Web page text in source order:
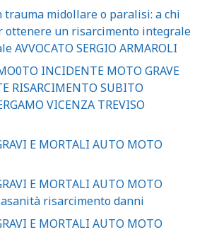
trauma midollare o paralisi: a chi
ottenere un risarcimento integrale
AVVOCATO SERGIO ARMAROLI
INCIDENTE MOTO GRAVE
RISARCIMENTO SUBITO
VICENZA TREVISO
E MORTALI AUTO MOTO
E MORTALI AUTO MOTO
risarcimento danni
E MORTALI AUTO MOTO